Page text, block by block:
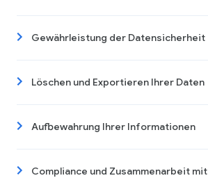
Gewährleistung der Datensicherheit
Löschen und Exportieren Ihrer Daten
Aufbewahrung Ihrer Informationen
Compliance und Zusammenarbeit mit